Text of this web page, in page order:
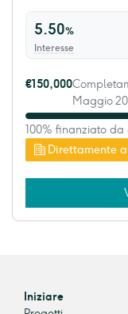
5.50%
Interesse
Direttamente
€150,000
Maggio
100% finanziato da
Iniziare